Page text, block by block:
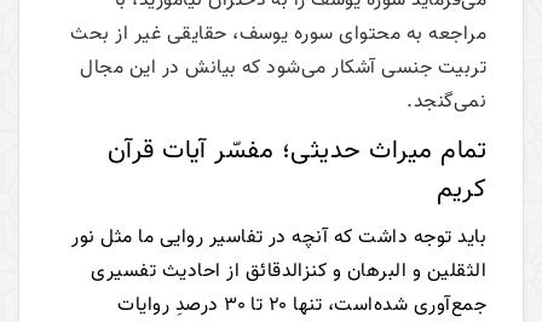
مراجعه به محتوای سوره یوسف، حقایقی غیر از بحث
تربیت جنسی آشکار می‌شود که بیانش در این مجال
نمی‌گنجد.
تمام میراث حدیثی؛ مفسّر آیات قرآن
کریم‌
باید توجه داشت که آنچه در تفاسیر روایی ما مثل نور
الثقلین و البرهان و کنز‌الدقائق از احادیث تفسیری
جمع‌آوری شده‌است، تنها ۲۰ تا ۳۰ درصدِ روایات